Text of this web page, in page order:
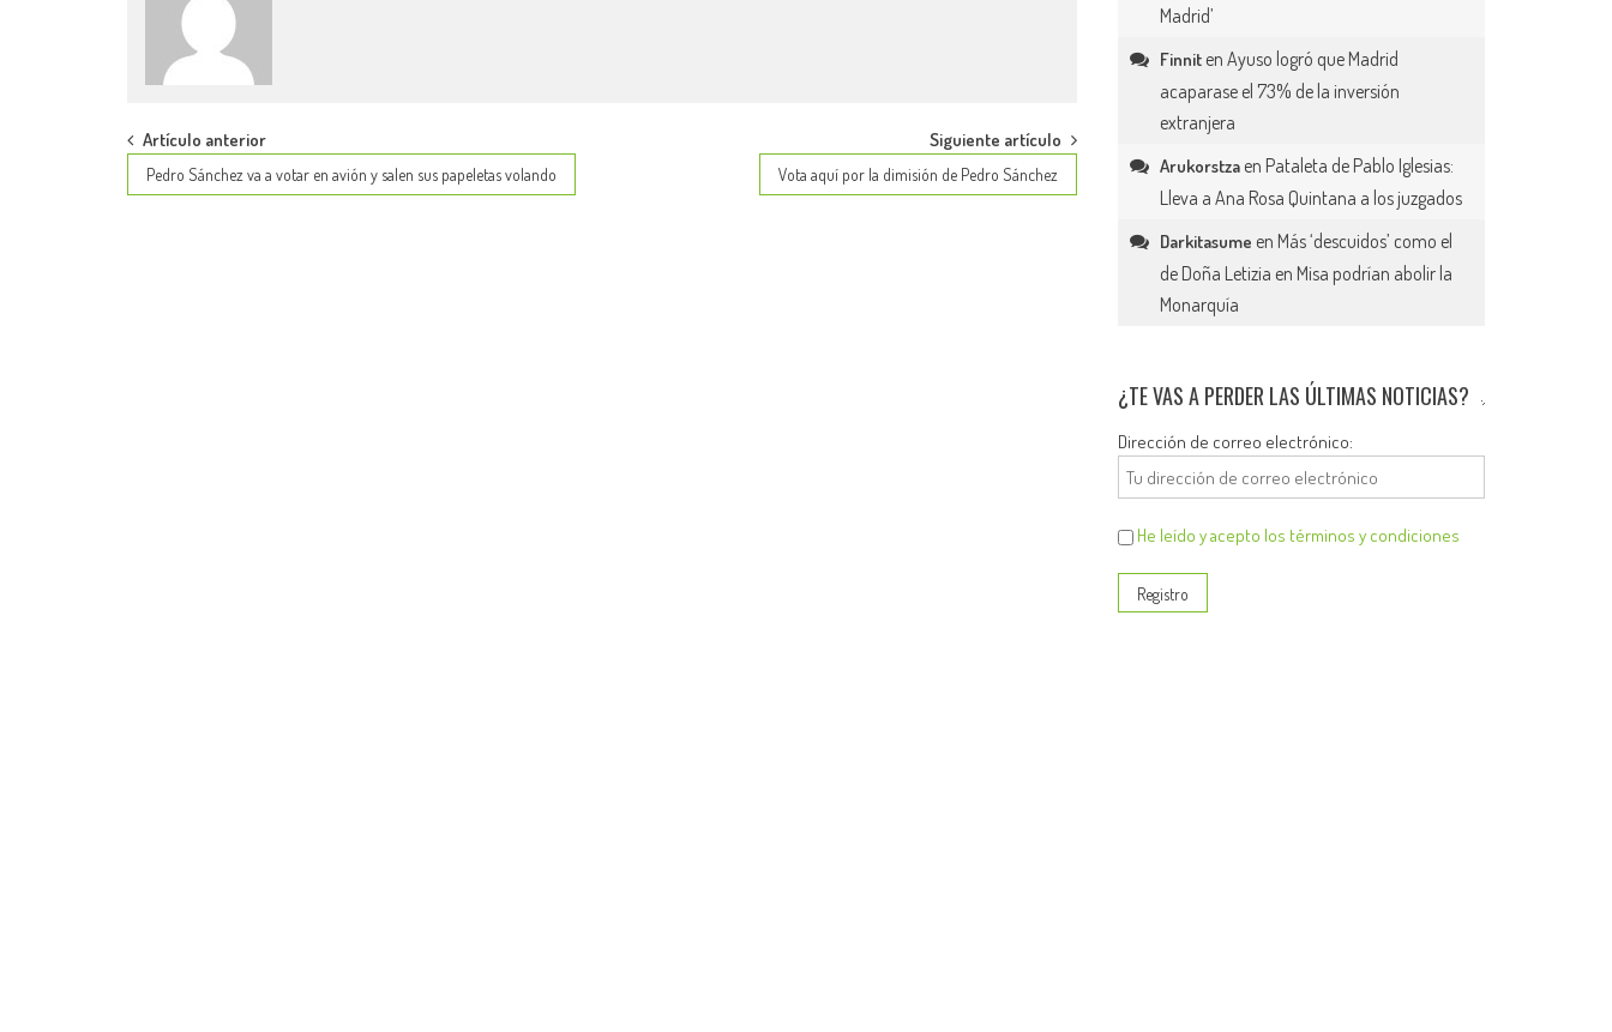
Post
navigation
Artículo anterior
Pedro Sánchez va a votar en avión y salen sus papeletas volando
Siguiente artículo
Vota aquí por la dimisión de Pedro Sánchez
Madrid’
Finnit enAyuso logró que Madrid
acaparase el 73% de la inversión
extranjera
Arukorstza en Pataleta de Pablo Iglesias:
Lleva a Ana Rosa Quintana a los juzgados
Darkitasume en Más ‘descuidos’ como el
de Doña Letizia en Misa podrían abolir la
Monarquía
¿TE VAS A PERDER LAS ÚLTIMAS NOTICIAS?
Dirección de correo electrónico:
He leído y acepto los términos y condiciones